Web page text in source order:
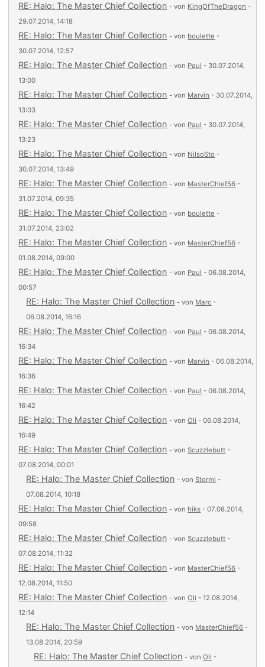
RE: Halo: The Master Chief Collection - von KingOfTheDragon -
29.07.2014, 14:18
RE: Halo: The Master Chief Collection - von boulette -
30.07.2014, 12:57
RE: Halo: The Master Chief Collection - von Paul - 30.07.2014,
13:00
RE: Halo: The Master Chief Collection - von Marvin - 30.07.2014,
13:03
RE: Halo: The Master Chief Collection - von Paul - 30.07.2014,
13:23
RE: Halo: The Master Chief Collection - von NilsoSto -
30.07.2014, 13:49
RE: Halo: The Master Chief Collection - von MasterChief56 -
31.07.2014, 09:35
RE: Halo: The Master Chief Collection - von boulette -
31.07.2014, 23:02
RE: Halo: The Master Chief Collection - von MasterChief56 -
01.08.2014, 09:00
RE: Halo: The Master Chief Collection - von Paul - 06.08.2014,
00:57
RE: Halo: The Master Chief Collection - von Marc -
06.08.2014, 16:16
RE: Halo: The Master Chief Collection - von Paul - 06.08.2014,
16:34
RE: Halo: The Master Chief Collection - von Marvin - 06.08.2014,
16:36
RE: Halo: The Master Chief Collection - von Paul - 06.08.2014,
16:42
RE: Halo: The Master Chief Collection - vonOli - 06.08.2014,
16:49
RE: Halo: The Master Chief Collection - vonScuzzlebutt -
07.08.2014, 00:01
RE: Halo: The Master Chief Collection - vonStormi -
07.08.2014, 10:18
RE: Halo: The Master Chief Collection - von hiks - 07.08.2014,
09:58
RE: Halo: The Master Chief Collection - vonScuzzlebutt -
07.08.2014, 11:32
RE: Halo: The Master Chief Collection - von MasterChief56 -
12.08.2014, 11:50
RE: Halo: The Master Chief Collection - vonOli - 12.08.2014,
12:14
RE: Halo: The Master Chief Collection - von MasterChief56 -
13.08.2014, 20:59
RE: Halo: The Master Chief Collection - vonOli -